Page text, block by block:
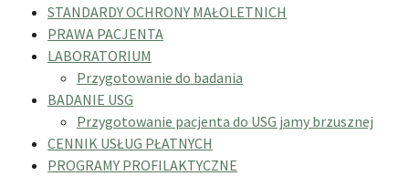
STANDARDY OCHRONY MAŁOLETNICH
PRAWA PACJENTA
LABORATORIUM
Przygotowanie do badania
BADANIE USG
Przygotowanie pacjenta do USG jamy brzusznej
CENNIK USŁUG PŁATNYCH
PROGRAMY PROFILAKTYCZNE